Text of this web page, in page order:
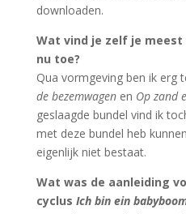
downloaden.
Wat vind je zelf je
nu toe?
Qua vormgeving ben ik erg
de bezemwagenen Op zand
geslaagde bundel vind ik
met deze bundel heb
eigenlijk niet bestaat.
Wat was de aanleiding
cyclus Ich bin ein